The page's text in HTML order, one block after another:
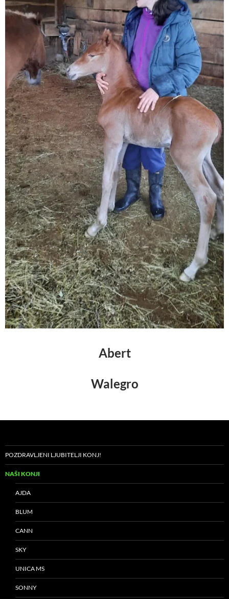
Abert
Walegro
POZDRAVLJENI LJUBITELJI KONJ!
NAŠI KONJI
AJDA
BLUM
CANN
SKY
UNICA MS
SONNY